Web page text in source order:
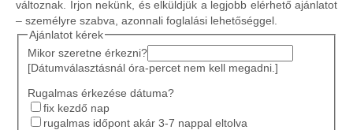
változnak. Írjon nekünk, és elküldjük a legjobb elérhető ajánlatot
– személyre szabva, azonnali foglalási lehetőséggel.
Ajánlatot kérek
Mikor szeretne érkezni?
[Dátumválasztásnál óra-percet nem kell megadni.]
Rugalmas érkezése dátuma?
fix kezdő nap
rugalmas időpont akár 3-7 nappal eltolva